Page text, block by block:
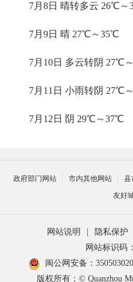
7月8日 晴转多云 26℃～
7月9日 晴 27℃～35℃
7月10日 多云转阴 27℃
7月11日 小雨转阴 27℃
7月12日 阴 29℃～37℃
政府部门网站 市内其他网站 县
友好
网站说明 隐私保护
网站标识码
闽公网安备：
版权所有：© Quanzhou